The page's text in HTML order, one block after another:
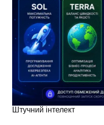
Штучний інтелект